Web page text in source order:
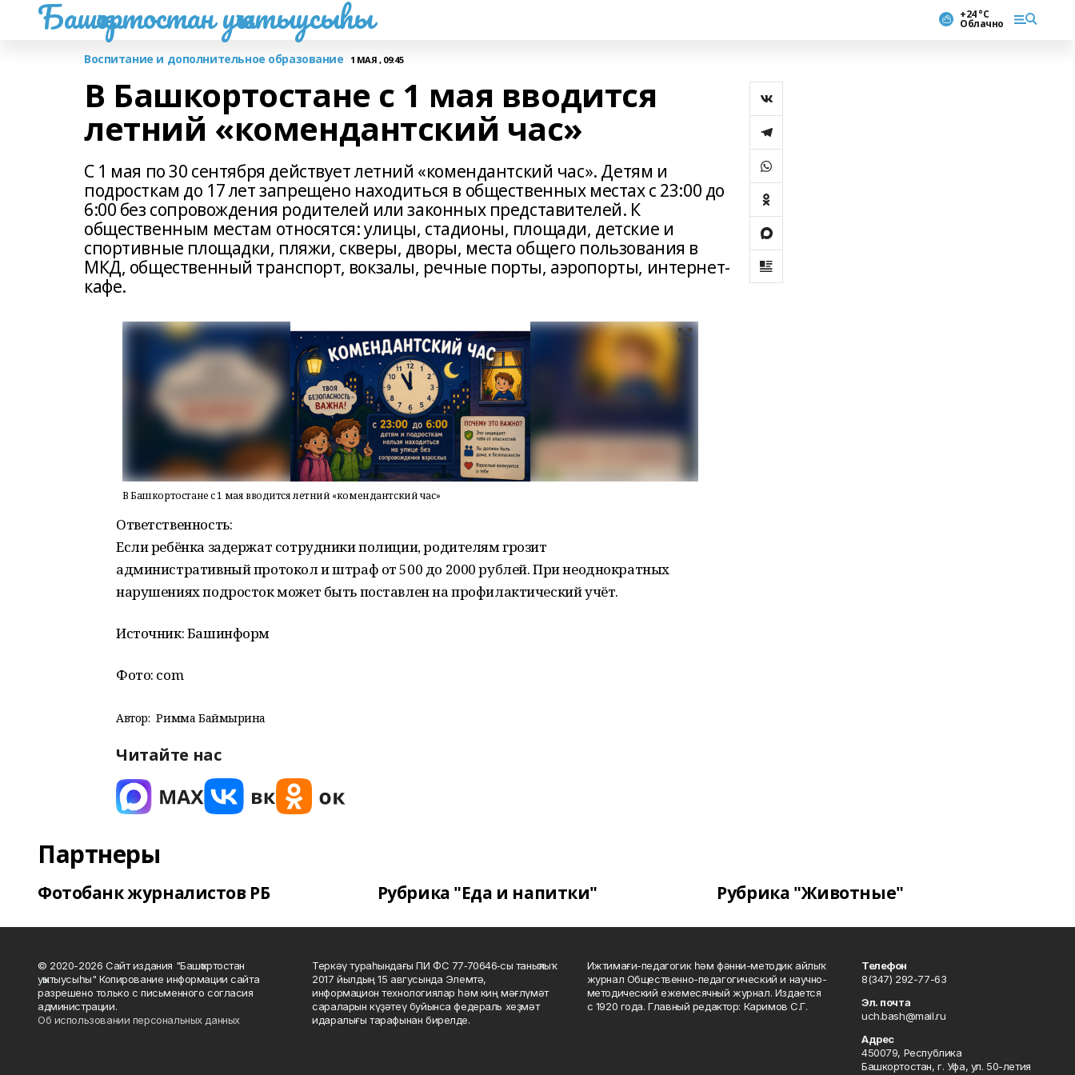
Башҡортостан уҡытыусыһы +24 °С
Облачно
Воспитание и дополнительное образование 1 МАЯ , 09:45
В Башкортостане с 1 мая вводится
летний «комендантский час»
С 1 мая по 30 сентября действует летний «комендантский час». Детям и
подросткам до 17 лет запрещено находиться в общественных местах с 23:00 до
6:00 без сопровождения родителей или законных представителей. К
общественным местам относятся: улицы, стадионы, площади, детские и
спортивные площадки, пляжи, скверы, дворы, места общего пользования в
МКД, общественный транспорт, вокзалы, речные порты, аэропорты, интернет-
кафе.
В Башкортостане с 1 мая вводится летний «комендантский час»
Ответственность:
Если ребёнка задержат сотрудники полиции, родителям грозит
административный протокол и штраф от 500 до 2000 рублей. При неоднократных
нарушениях подросток может быть поставлен на профилактический учёт.
Источник: Башинформ
Фото: com
Автор: Римма Баймырҙина
Читайте нас
Партнеры
Фотобанк журналистов РБ Рубрика "Еда и напитки" Рубрика "Животные"
© 2020-2026 Сайт издания "Башҡортостан
уҡытыусыһы" Копирование информации сайта
разрешено только с письменного согласия
администрации.
Об использовании персональных данных
Теркәү тураһындағы ПИ ФС 77‑70646‑сы таныҡлыҡ
2017 йылдың 15 авгусында Элемтә,
информацион технологиялар һәм киң мәғлүмәт
сараларын күҙәтеү буйынса федераль хеҙмәт
идаралығы тарафынан бирелде.
Ижтимағи-педагогик һәм фәнни-методик айлыҡ
журнал Общественно-педагогический и научно-
методический ежемесячный журнал. Издается
с 1920 года. Главный редактор: Каримов С.Г.
Телефон
8(347) 292-77-63
Эл. почта
uch.bash@mail.ru
Адрес
450079, Республика
Башкортостан, г. Уфа, ул. 50-летия